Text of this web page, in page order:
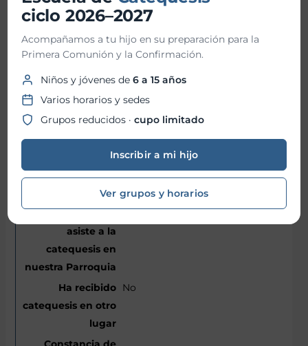
26/04/2013
Eton
6
12
Bautismo
Primera Comunión
Miércoles
No
No
ciclo 2026–2027
Acompañamos a tu hijo en su preparación para la
Primera Comunión y la Confirmación.
Niños y jóvenes de6 a 15 años
Varios horarios y sedes
Grupos reducidos ·cupo limitado
Inscribir a mi hijo
Ver grupos y horarios